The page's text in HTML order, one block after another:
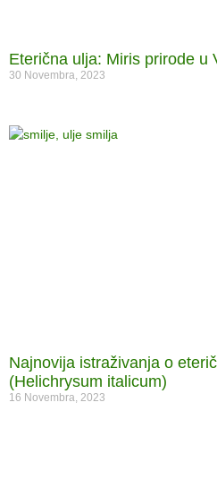
Eterična ulja: Miris prirode u
30 Novembra, 2023
Najnovija istraživanja o
(Helichrysum italicum)
16 Novembra, 2023